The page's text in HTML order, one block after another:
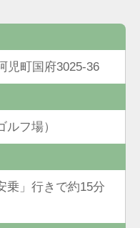
町国府3025-36
ルフ場）
乗」行きで約15分